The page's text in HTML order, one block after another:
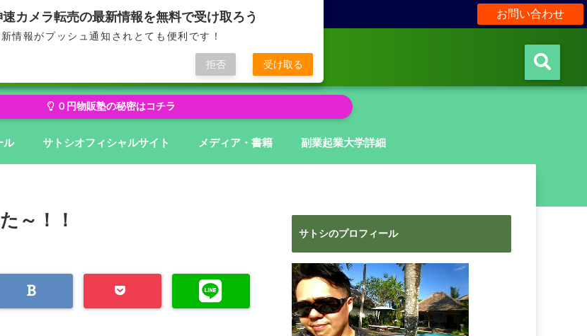
お問い合わせ
せどり・転売から物販にステージアップ
から億を狙う０円物販
０円物販塾の秘密はコチラ
ル サトシオフィシャルサイト メディア・書籍 副業起業大学詳細
～！！
サトシのプロフィール
速カメラ転売の最新情報を無料で受け取ろう
情報がプッシュ通知されとても便利です！
拒否 受け取る